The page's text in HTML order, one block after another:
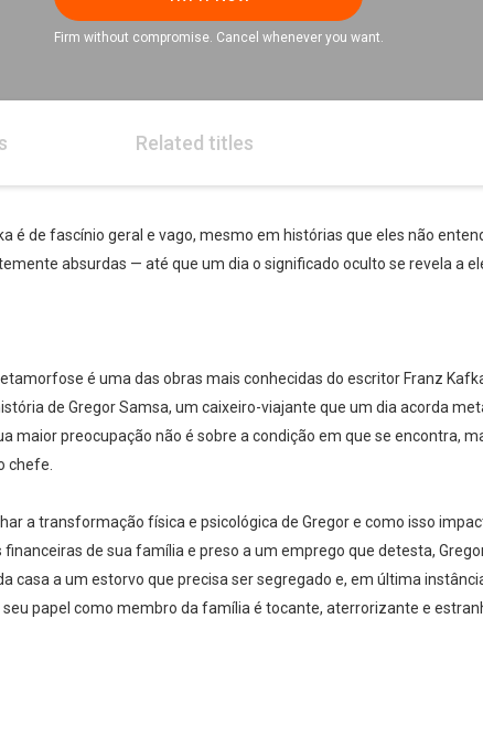
Firm without compromise. Cancel whenever you want.
Related titles
é de fascínio geral e vago, mesmo em histórias que eles não
absurdas — até que um dia o significado oculto se revela a
é uma das obras mais conhecidas do escritor Franz
de Gregor Samsa, um caixeiro-viajante que um dia acorda
maior preocupação não é sobre a condição em que se encontra,
chefe.
a transformação física e psicológica de Gregor e como isso
financeiras de sua família e preso a um emprego que detesta,
casa a um estorvo que precisa ser segregado e, em última
papel como membro da família é tocante, aterrorizante e